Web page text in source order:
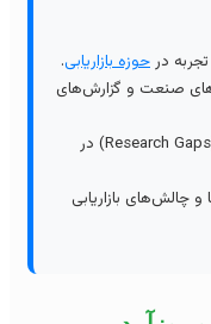
درحوزه بازاریابی.
و گزارش‌های
شناسایی شکاف‌های تحقیقاتی (Research Gaps) در
بازاریابی